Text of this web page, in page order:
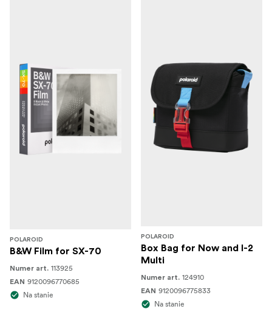
POLAROID
B&W Film for SX-70
Numer art. 113925
EAN 9120096770685
Na stanie
POLAROID
Box Bag for Now and I-2
Multi
Numer art. 124910
EAN 9120096775833
Na stanie